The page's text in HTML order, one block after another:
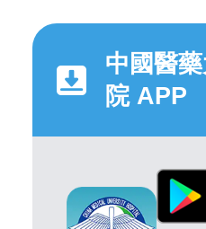
中國醫
院 APP